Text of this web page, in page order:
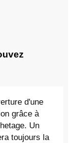
d'une
grâce à
Un
toujours la